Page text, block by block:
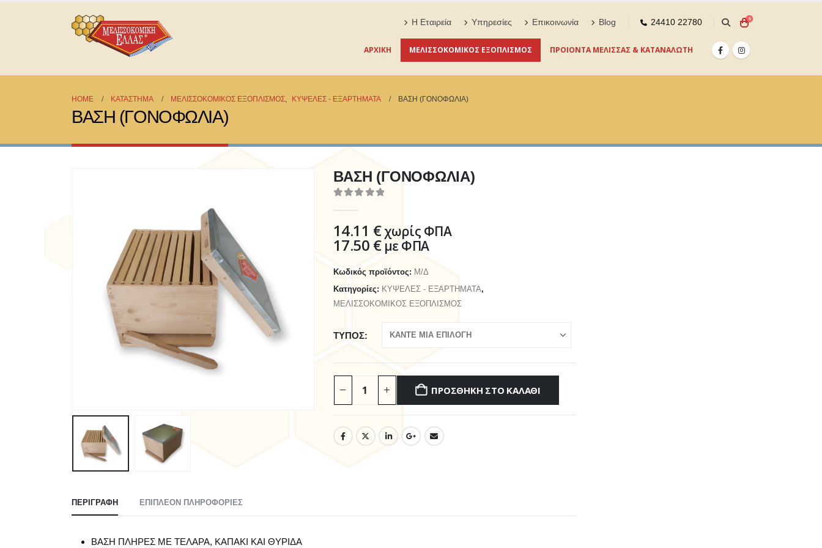
Η Εταιρεία Υπηρεσίες Επικοινωνία Blog 24410 22780 0
ΑΡΧΙΚΉ ΜΕΛΙΣΣΟΚΟΜΙΚΟΣ ΕΞΟΠΛΙΣΜΟΣ ΠΡΟΙΟΝΤΑ ΜΕΛΙΣΣΑΣ & ΚΑΤΑΝΑΛΩΤΗ
HOME ΚΑΤΆΣΤΗΜΑ ΜΕΛΙΣΣΟΚΟΜΙΚΟΣ ΕΞΟΠΛΙΣΜΟΣ, ΚΥΨΕΛΕΣ - ΕΞΑΡΤΗΜΑΤΑ ΒΑΣΗ (ΓΟΝΟΦΩΛΙΑ)
ΒΑΣΗ (ΓΟΝΟΦΩΛΙΑ)
ΒΑΣΗ (ΓΟΝΟΦΩΛΙΑ)
14.11 €χωρίς ΦΠΑ
17.50 €με ΦΠΑ
Κωδικός προϊόντος: Μ/Δ
Κατηγορίες: ΚΥΨΕΛΕΣ - ΕΞΑΡΤΗΜΑΤΑ,
ΜΕΛΙΣΣΟΚΟΜΙΚΟΣ ΕΞΟΠΛΙΣΜΟΣ
ΤΥΠΟΣ
ΠΡΟΣΘΉΚΗ ΣΤΟ ΚΑΛΆΘΙ
ΠΕΡΙΓΡΑΦΉ ΕΠΙΠΛΈΟΝ ΠΛΗΡΟΦΟΡΊΕΣ
ΒΑΣΗ ΠΛΗΡΕΣ ΜΕ ΤΕΛΑΡΑ, ΚΑΠΑΚΙ ΚΑΙ ΘΥΡΙΔΑ